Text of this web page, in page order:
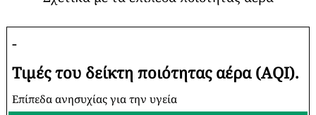
-
Τιμές του δείκτη ποιότητας αέρα (AQI).
Επίπεδα ανησυχίας για την υγεία